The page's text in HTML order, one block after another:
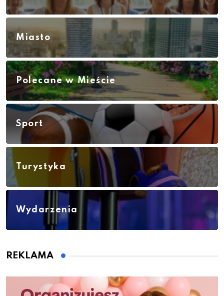
Miasto
Polecane w Mieście
Sport
Turystyka
Wydarzenia
REKLAMA